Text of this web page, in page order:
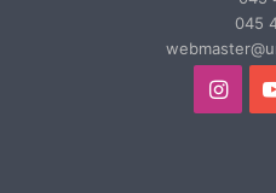
يوتيوبانستقرام